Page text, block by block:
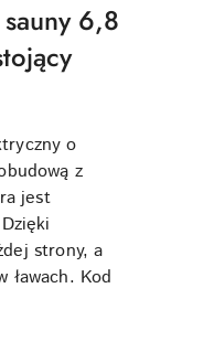
6,8
o
z
jest
strony, a
ławach. Kod